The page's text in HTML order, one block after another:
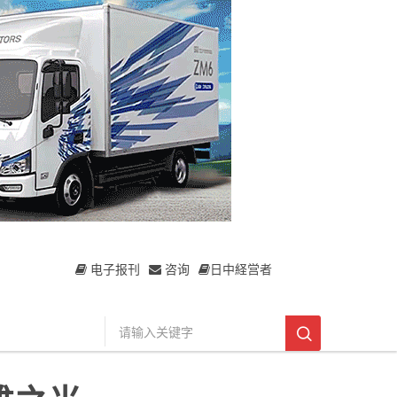
电子报刊 咨询 日中経営者